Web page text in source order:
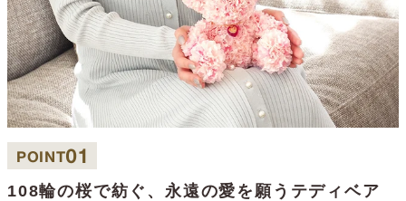
POINT01
108輪の桜で紡ぐ、永遠の愛を願うテディベア